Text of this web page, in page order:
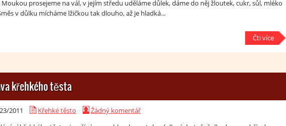
Moukou prosejeme na vál, v jejím středu uděláme důlek, dáme do něj žloutek, cukr, sůl, mléko
v důlku mícháme lžičkou tak dlouho, až je hladká...
Čti více
křehkého těsta
2011 Křehké těsto
Žádný komentář